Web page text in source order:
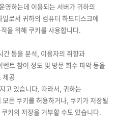
영하는데 이용되는 서버가 귀하의
로서 귀하의 컴퓨터 하드디스크에
을 위해 쿠키를 사용합니다.
간 등을 분석, 이용자의 취향과
트 참여 정도 및 방문 회수 파악 등을
제공
고 있습니다. 따라서, 귀하는
든 쿠키를 허용하거나, 쿠키가 저장될
키의 저장을 거부할 수도 있습니다.